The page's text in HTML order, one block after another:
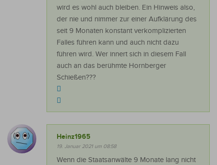
wird es wohl auch bleiben. Ein Hinweis also,
der nie und nimmer zur einer Aufklärung des
seit 9 Monaten konstant verkomplizierten
Falles führen kann und auch nicht dazu
führen wird. Wer innert sich in diesem Fall
auch an das berühmte Hornberger
Schießen???
Heinz1965
19. Januar 2021 um 08:58
Wenn die Staatsanwälte 9 Monate lang nicht